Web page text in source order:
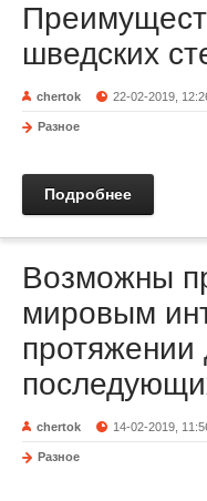
шведских
chertok 22-02-2019,
Разное
Подробнее
Возможны
мировым
протяжении
chertok 14-02-2019,
Разное